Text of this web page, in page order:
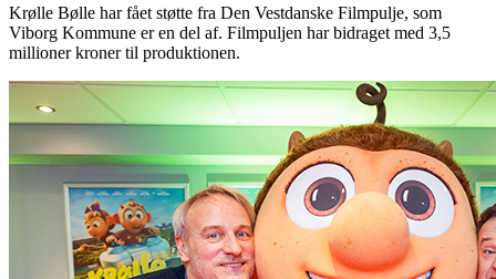
Krølle Bølle har fået støtte fra Den Vestdanske Filmpulje, som
Viborg Kommune er en del af. Filmpuljen har bidraget med 3,5
millioner kroner til produktionen.